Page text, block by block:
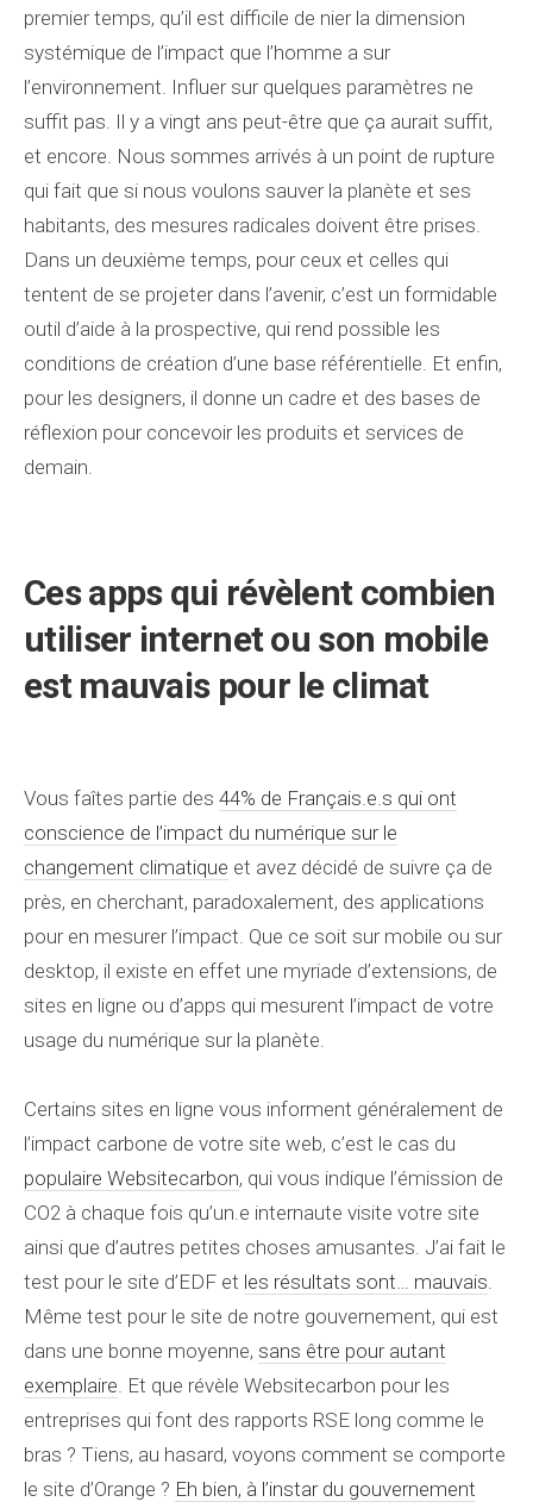
premier temps, qu’il est difficile de nier la dimension
systémique de l’impact que l’homme a sur
l’environnement. Influer sur quelques paramètres ne
suffit pas. Il y a vingt ans peut-être que ça aurait suffit,
et encore. Nous sommes arrivés à un point de rupture
qui fait que si nous voulons sauver la planète et ses
habitants, des mesures radicales doivent être prises.
Dans un deuxième temps, pour ceux et celles qui
tentent de se projeter dans l’avenir, c’est un formidable
outil d’aide à la prospective, qui rend possible les
conditions de création d’une base référentielle. Et enfin,
pour les designers, il donne un cadre et des bases de
réflexion pour concevoir les produits et services de
demain.
Ces apps qui révèlent combien
utiliser internet ou son mobile
est mauvais pour le climat
Vous faîtes partie des 44% de Français.e.s qui ont
conscience de l’impact du numérique sur le
changement climatique et avez décidé de suivre ça de
près, en cherchant, paradoxalement, des applications
pour en mesurer l’impact. Que ce soit sur mobile ou sur
desktop, il existe en effet une myriade d’extensions, de
sites en ligne ou d’apps qui mesurent l’impact de votre
usage du numérique sur la planète.
Certains sites en ligne vous informent généralement de
l’impact carbone de votre site web, c’est le cas du
populaire Websitecarbon, qui vous indique l’émission de
CO2 à chaque fois qu’un.e internaute visite votre site
ainsi que d’autres petites choses amusantes. J’ai fait le
test pour le site d’EDF et les résultats sont… mauvais.
Même test pour le site de notre gouvernement, qui est
dans une bonne moyenne, sans être pour autant
exemplaire. Et que révèle Websitecarbon pour les
entreprises qui font des rapports RSE long comme le
bras ? Tiens, au hasard, voyons comment se comporte
le site d’Orange ? Eh bien, à l’instar du gouvernement